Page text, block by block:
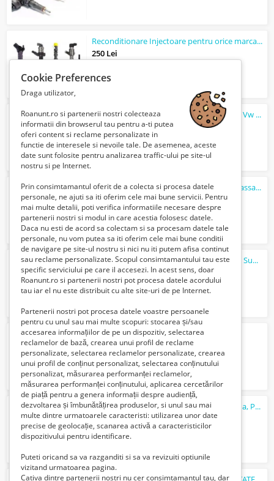
Reconditionare Injectoare pentru orice marca auto
250 Lei
Reparatii Injectoare Vw Touareg 2.5 TDI si Vw Transporter T5 2.5 TDI
375 Lei
Injector / Injectoare AVF, AVB, AWX Vw, Passat,
375 Lei
Reparatii Injectoare Skoda Fabia, Octavia, Superb 1.4 - 1.9 si 2.0 TDI
375 Lei
Reparatii Injectoare Maracineni 104
450 Lei
Reconditionare InjectoareAudi, Vw, Skoda, Passat
350 Lei
Cookie Preferences
Draga utilizator,
Roanunt.ro si partenerii nostri colecteaza
informatii din browserul tau pentru a-ti putea
oferi content si reclame personalizate in
functie de interesele si nevoile tale. De asemenea, aceste
date sunt folosite pentru analizarea traffic-ului pe site-ul
nostru si pe Internet.
Prin consimtamantul oferit de a colecta si procesa datele
personale, ne ajuti sa iti oferim cele mai bune servicii. Pentru
mai multe detalii, poti verifica informatiile necesare despre
partenerii nostri si modul in care acestia folosesc datele.
Daca nu esti de acord sa colectam si sa procesam datele tale
personale, nu vom putea sa iti oferim cele mai bune conditii
de navigare pe site-ul nostru si nici nu iti putem afisa continut
sau reclame personalizate. Scopul consimtamantului tau este
specific serviciului pe care il accesezi. In acest sens, doar
Roanunt.ro si partenerii nostri pot procesa datele acordului
tau iar el nu este distribuit cu alte site-uri de pe Internet.
Partenerii nostri pot procesa datele voastre persoanele
pentru cu unul sau mai multe scopuri: stocarea și/sau
accesarea informațiilor de pe un dispozitiv, selectarea
reclamelor de bază, crearea unui profil de reclame
personalizate, selectarea reclamelor personalizate, crearea
unui profil de conținut personalizat, selectarea conținutului
personalizat, măsurarea performanței reclamelor,
măsurarea performanței conținutului, aplicarea cercetărilor
de piață pentru a genera informații despre audiență,
dezvoltarea și îmbunătățirea produselor, si unul sau mai
multe dintre urmatoarele caracteristi: utilizarea unor date
precise de geolocație, scanarea activă a caracteristicilor
dispozitivului pentru identificare.
Puteti oricand sa va razganditi si sa va revizuiti optiunile
vizitand urmatoarea pagina.
Cativa dintre partenerii nostri nu cer consimtamantul tau, dar